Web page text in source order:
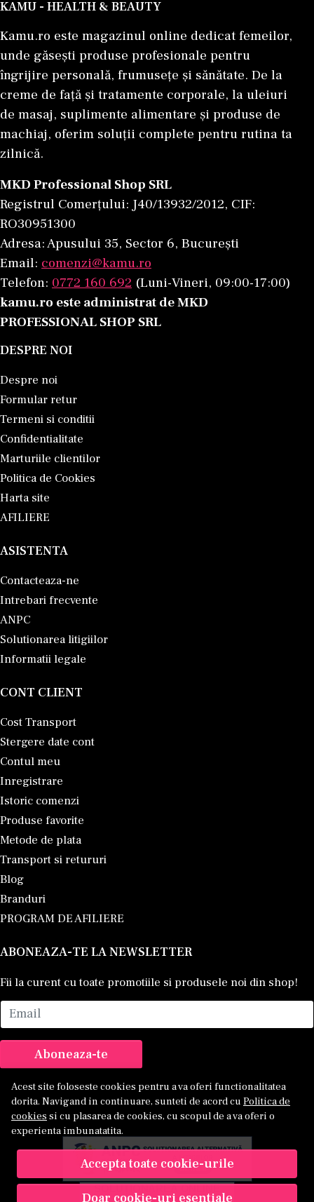
Acest site foloseste cookies pentru a va oferi functionalitatea
dorita. Navigand in continuare, sunteti de acord cu Politica de
cookies si cu plasarea de cookies, cu scopul de a va oferi o
experienta imbunatatita.
Accepta toate cookie-urile
Doar cookie-uri esentiale
KAMU - HEALTH & BEAUTY
Kamu.ro este magazinul online dedicat femeilor,
unde găsești produse profesionale pentru
îngrijire personală, frumusețe și sănătate. De la
creme de față și tratamente corporale, la uleiuri
de masaj, suplimente alimentare și produse de
machiaj, oferim soluții complete pentru rutina ta
zilnică.
MKD Professional Shop SRL
Registrul Comerțului: J40/13932/2012, CIF:
RO30951300
Adresa: Apusului 35, Sector 6, București
Email: comenzi@kamu.ro
Telefon: 0772 160 692 (Luni-Vineri, 09:00-17:00)
kamu.ro este administrat de MKD
PROFESSIONAL SHOP SRL
DESPRE NOI
Despre noi
Formular retur
Termeni si conditii
Confidentialitate
Marturiile clientilor
Politica de Cookies
Harta site
AFILIERE
ASISTENTA
Contacteaza-ne
Intrebari frecvente
ANPC
Solutionarea litigiilor
Informatii legale
CONT CLIENT
Cost Transport
Stergere date cont
Contul meu
Inregistrare
Istoric comenzi
Produse favorite
Metode de plata
Transport si retururi
Blog
Branduri
PROGRAM DE AFILIERE
ABONEAZA-TE LA NEWSLETTER
Fii la curent cu toate promotiile si produsele noi din shop!
Email
Aboneaza-te